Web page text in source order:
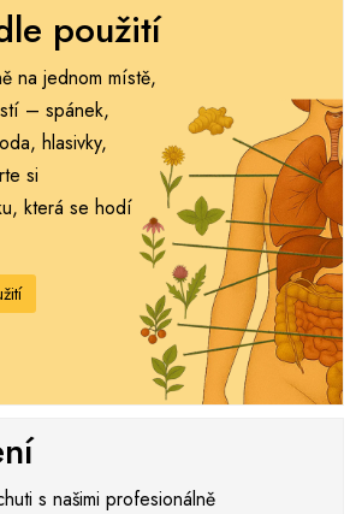
použití
na jednom místě,
– spánek,
hlasivky,
si
která se hodí
s našimi profesionálně